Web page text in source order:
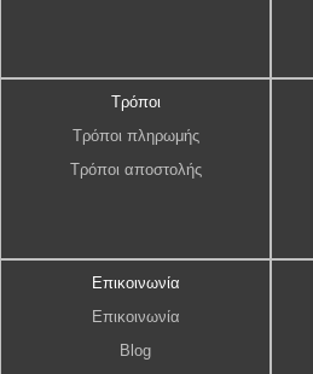
Τρόποι
Τρόποι πληρωμής
Τρόποι αποστολής
Επικοινωνία
Επικοινωνία
Blog